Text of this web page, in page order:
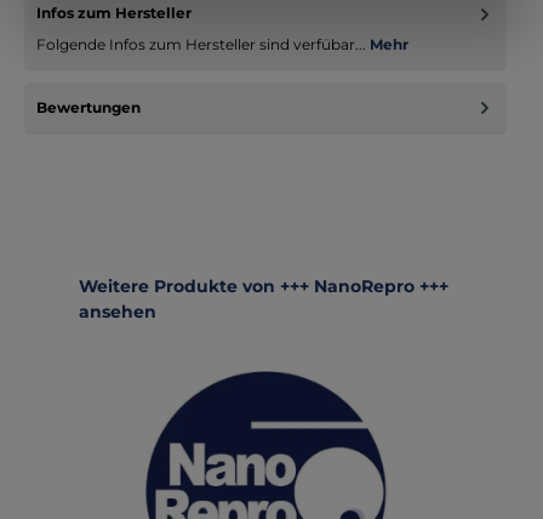
Infos zum Hersteller
Folgende Infos zum Hersteller sind verfübar... Mehr
Bewertungen
Produktgalerie überspringen
Weitere Produkte von +++ NanoRepro +++
ansehen